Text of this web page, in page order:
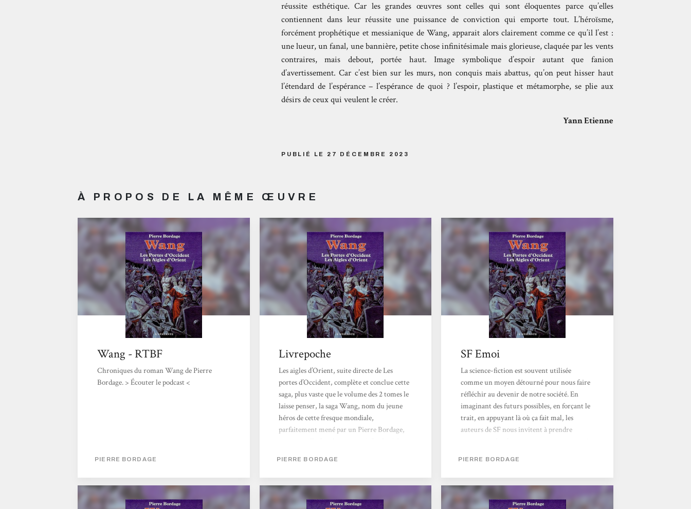
réussite esthétique. Car les grandes œuvres sont celles qui sont éloquentes parce qu’elles
contiennent dans leur réussite une puissance de conviction qui emporte tout. L’héroïsme,
forcément prophétique et messianique de Wang, apparait alors clairement comme ce qu’il l’est :
une lueur, un fanal, une bannière, petite chose infinitésimale mais glorieuse, claquée par les vents
contraires, mais debout, portée haut. Image symbolique d’espoir autant que fanion
d’avertissement. Car c’est bien sur les murs, non conquis mais abattus, qu’on peut hisser haut
l’étendard de l’espérance – l’espérance de quoi ? l’espoir, plastique et métamorphe, se plie aux
désirs de ceux qui veulent le créer.
Yann Etienne
PUBLIÉ LE 27 DÉCEMBRE 2023
À PROPOS DE LA MÊME ŒUVRE
Wang - RTBF
Chroniques du roman Wang de Pierre
Bordage. > Écouter le podcast <
PIERRE BORDAGE
Livrepoche
Les aigles d’Orient, suite directe de Les
portes d’Occident, complète et conclue cette
saga, plus vaste que le volume des 2 tomes le
laisse penser, la saga Wang, nom du jeune
héros de cette fresque mondiale,
parfaitement mené par un Pierre Bordage,
l’imagination de Pierre Bordage, il n’y a pas
de surprise quand à la destinée de l’élu et la
réalisation de son but, de son
PIERRE BORDAGE
SF Emoi
La science-fiction est souvent utilisée
comme un moyen détourné pour nous faire
réfléchir au devenir de notre société. En
imaginant des futurs possibles, en forçant le
trait, en appuyant là où ça fait mal, les
auteurs de SF nous invitent à prendre
probablement ce que Pierre Bordage a voulu
faire avec Wang en nous proposant un futur
dystopique où l’Occident aurait rompu avec
PIERRE BORDAGE